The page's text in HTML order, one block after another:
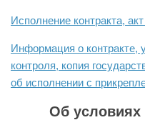
Исполнение контракта,
Информация о контракте,
контроля, копия
об исполнении с
Об условиях